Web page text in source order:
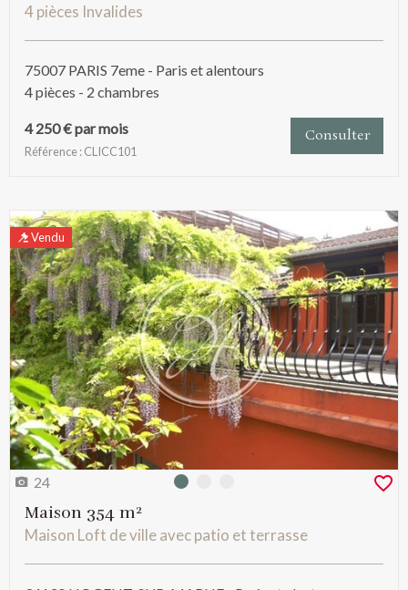
4 pièces Invalides
75007 PARIS 7eme - Paris et alentours
4 pièces - 2 chambres
4 250 € par mois
Référence : CLICC101
Consulter
Vendu
24 Photo 0
Maison 354 m²
Maison Loft de ville avec patio et terrasse